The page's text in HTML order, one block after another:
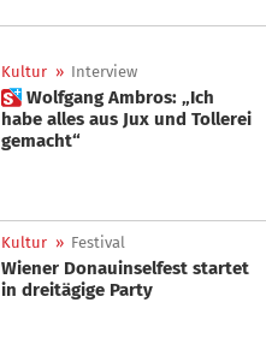
Kultur » Interview
 Wolfgang Ambros: „Ich
habe alles aus Jux und Tollerei
gemacht“
Kultur » Festival
Wiener Donauinselfest startet
in dreitägige Party